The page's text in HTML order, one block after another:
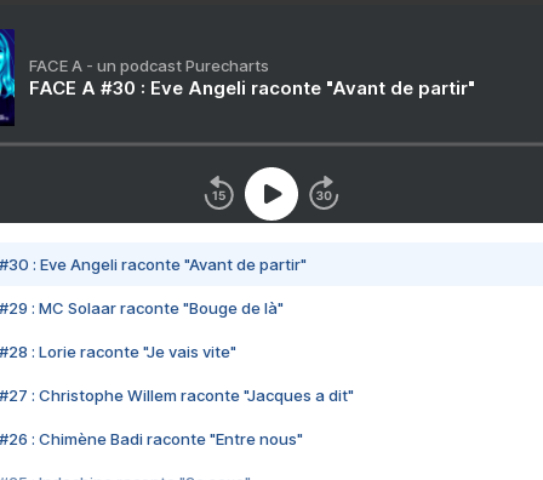
FACE A - un podcast Purecharts
FACE A #30 : Eve Angeli raconte "Avant de partir"
#30 : Eve Angeli raconte "Avant de partir"
#29 : MC Solaar raconte "Bouge de là"
#28 : Lorie raconte "Je vais vite"
#27 : Christophe Willem raconte "Jacques a dit"
#26 : Chimène Badi raconte "Entre nous"